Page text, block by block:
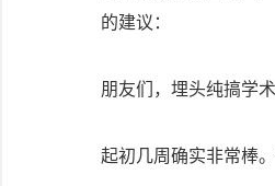
的建议：
朋友们，埋头纯搞学
起初几周确实非常棒